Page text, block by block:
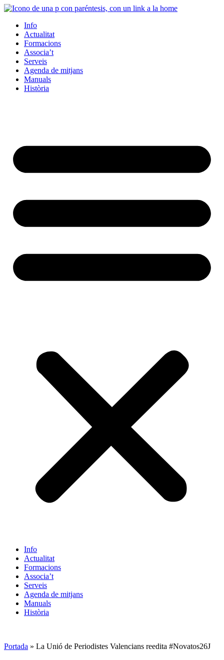
Info
Actualitat
Formacions
Associa’t
Serveis
Agenda de mitjans
Manuals
Història
Info
Actualitat
Formacions
Associa’t
Serveis
Agenda de mitjans
Manuals
Història
Portada » La Unió de Periodistes Valencians reedita #Novatos26J